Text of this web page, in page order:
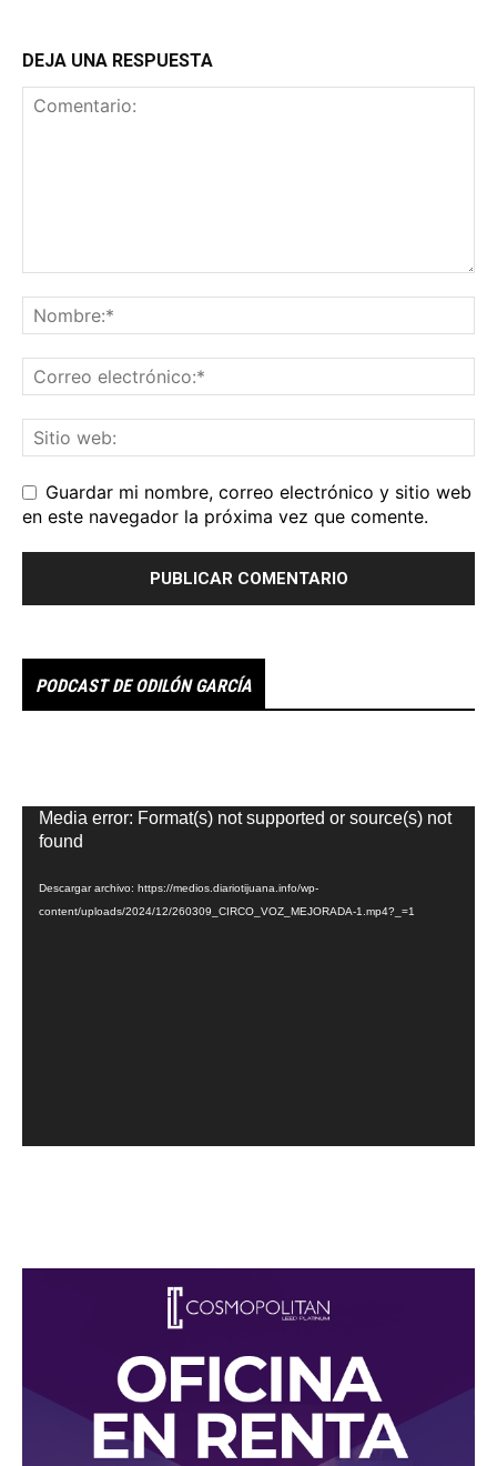
DEJA UNA RESPUESTA
Guardar mi nombre, correo electrónico y sitio web
en este navegador la próxima vez que comente.
PODCAST DE ODILÓN GARCÍA
Reproductor
de
Media error: Format(s) not supported or source(s) not
found
Descargar archivo: https://medios.diariotijuana.info/wp-
content/uploads/2024/12/260309_CIRCO_VOZ_MEJORADA-1.mp4?_=1